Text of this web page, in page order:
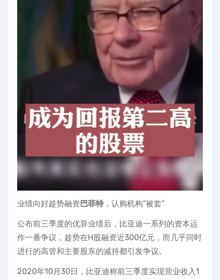
业绩向好趁势融资巴菲特，认购机构“被套”
公布前三季度的优异业绩后，比亚迪一系列的资本运
作一番争议，趁势在H股融资近300亿元，而几乎同时
进行的高管和主要股东的减持都引发争议。
2020年10月30日，比亚迪称前三季度实现营业收入1